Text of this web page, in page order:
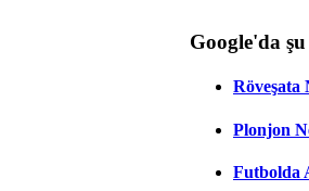
Google'da
Röveşata
Plonjon
Futbolda